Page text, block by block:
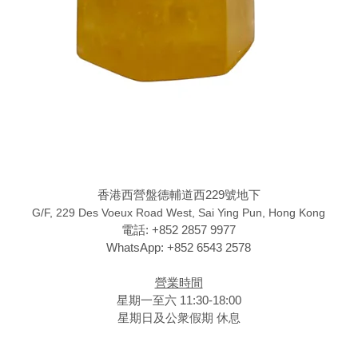
香港西營盤德輔道西229號地下
G/F, 229 Des Voeux Road West, Sai Ying Pun, Hong Kong
電話: +852 2857 9977
WhatsApp: +852 6543 2578
營業時間
星期一至六 11:30-18:00
星期日及公衆假期 休息